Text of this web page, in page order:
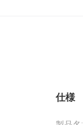
仕様